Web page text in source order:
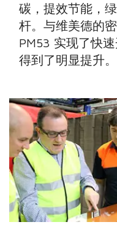
碳，提效节能，
杆。与维美德的
PM53 实现了快
得到了明显提升。